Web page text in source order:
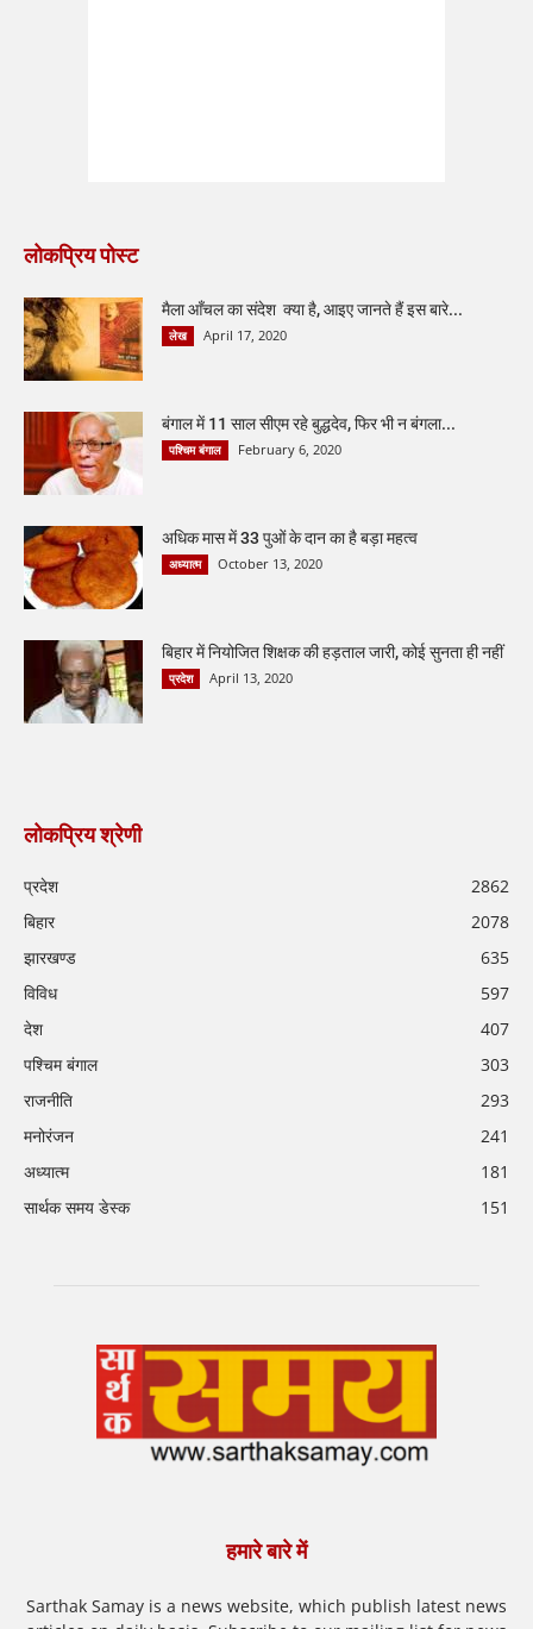
लोकप्रिय पोस्ट
मैला आँचल का संदेश क्या है, आइए जानते हैं इस बारे...
लेख April 17, 2020
बंगाल में 11 साल सीएम रहे बुद्धदेव, फिर भी न बंगला...
पश्चिम बंगाल February 6, 2020
अधिक मास में 33 पुओं के दान का है बड़ा महत्व
अध्यात्म October 13, 2020
बिहार में नियोजित शिक्षक की हड़ताल जारी, कोई सुनता ही नहीं
प्रदेश April 13, 2020
लोकप्रिय श्रेणी
प्रदेश
2862
बिहार
2078
झारखण्ड
635
विविध
597
देश
407
पश्चिम बंगाल
303
राजनीति
293
मनोरंजन
241
अध्यात्म
181
सार्थक समय डेस्क
151
हमारे बारे में
Sarthak Samay is a news website, which publish latest news